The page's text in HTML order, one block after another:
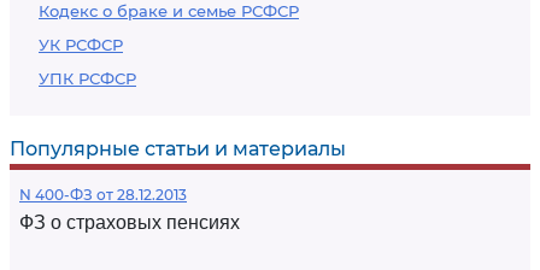
Кодекс о браке и семье РСФСР
УК РСФСР
УПК РСФСР
Популярные статьи и материалы
N 400-ФЗ от 28.12.2013
ФЗ о страховых пенсиях